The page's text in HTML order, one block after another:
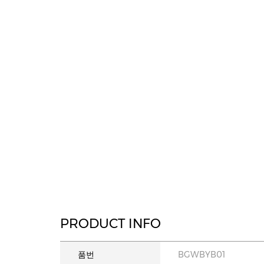
PRODUCT INFO
품번 BGWBYB01